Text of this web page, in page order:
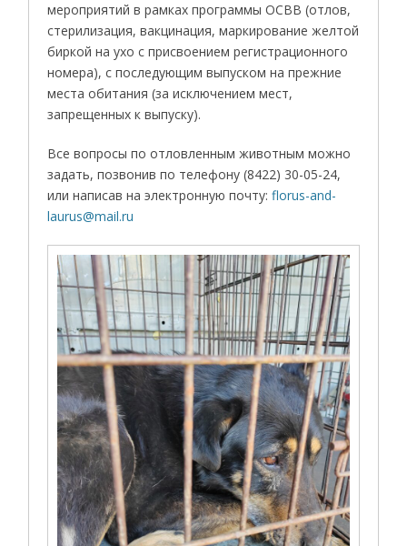
мероприятий в рамках программы ОСВВ (отлов,
стерилизация, вакцинация, маркирование желтой
биркой на ухо с присвоением регистрационного
номера), с последующим выпуском на прежние
места обитания (за исключением мест,
запрещенных к выпуску).
Все вопросы по отловленным животным можно
задать, позвонив по телефону (8422) 30-05-24,
или написав на электронную почту:florus-and-
laurus@mail.ru